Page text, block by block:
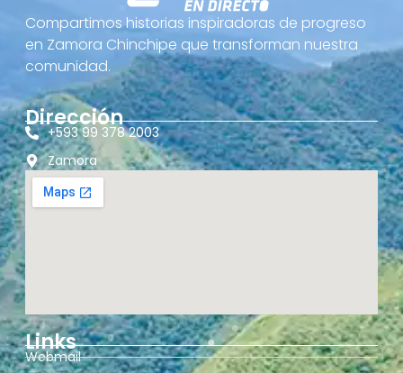
Compartimos historias inspiradoras de progreso
en Zamora Chinchipe que transforman nuestra
comunidad.
Dirección
+593 99 378 2003
Zamora
Links
Webmail